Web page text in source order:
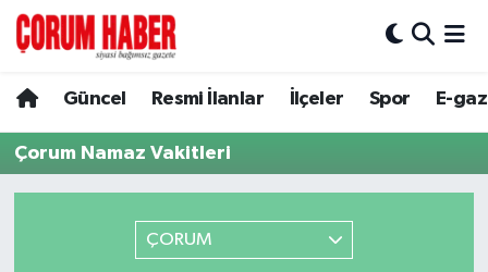
Güncel Resmi İlanlar İlçeler Spor E-
Çorum Namaz Vakitleri
ÇORUM
Spor
Resmi İlanlar
Hava Durumu
Çorum Namaz Vakitleri
Trafik Durumu